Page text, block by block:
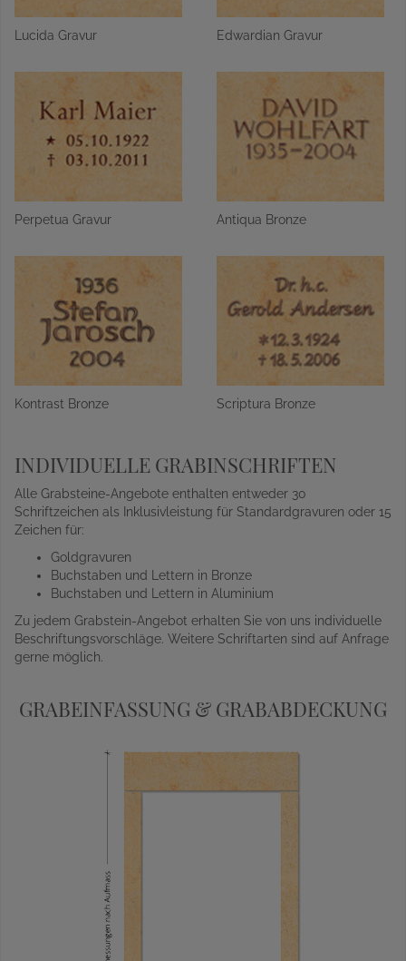
Lucida Gravur Edwardian Gravur
Perpetua Gravur Antiqua Bronze
Kontrast Bronze Scriptura Bronze
INDIVIDUELLE GRABINSCHRIFTEN
Alle Grabsteine-Angebote enthalten entweder 30
Schriftzeichen als Inklusivleistung für Standardgravuren oder 15
Zeichen für:
Goldgravuren
Buchstaben und Lettern in Bronze
Buchstaben und Lettern in Aluminium
Zu jedem Grabstein-Angebot erhalten Sie von uns individuelle
Beschriftungsvorschläge. Weitere Schriftarten sind auf Anfrage
gerne möglich.
GRABEINFASSUNG & GRABABDECKUNG